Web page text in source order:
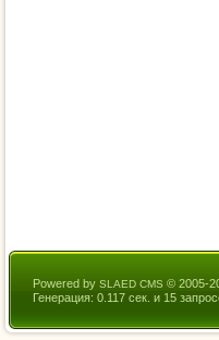
Powered by SLAED CMS © 2005-
Генерация: 0.117 сек. и 15